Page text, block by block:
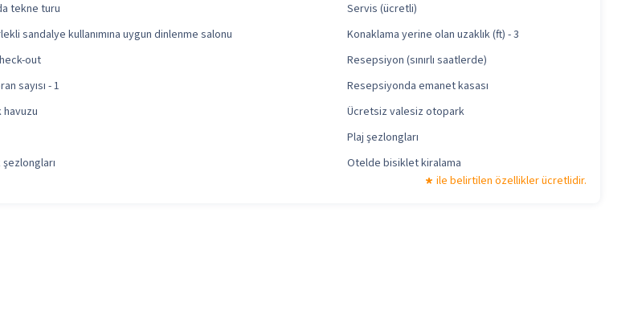
tekne turu
Servis (ücretli)
sandalye kullanımına uygun dinlenme salonu
Konaklama yerine olan uzaklık (ft) - 3
out
Resepsiyon (sınırlı saatlerde)
sayısı - 1
Resepsiyonda emanet kasası
havuzu
Ücretsiz valesiz otopark
Plaj şezlongları
Otelde bisiklet kiralama
ile belirtilen özellikler ücretlidir.